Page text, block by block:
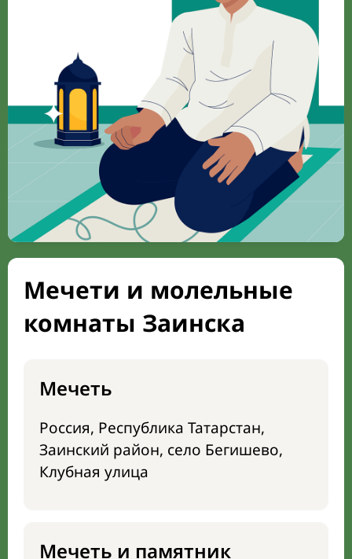
Мечети и молельные
комнаты Заинска
Мечеть
Россия, Республика Татарстан,
Заинский район, село Бегишево,
Клубная улица
Мечеть и памятник